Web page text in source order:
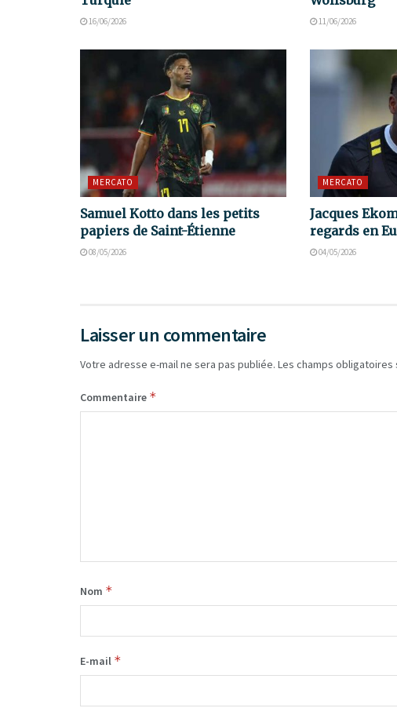
16/06/2026 11/06/2026
MERCATO
Samuel Kotto dans les petits
papiers de Saint-Étienne
08/05/2026
MERCATO
Jacques
regards en
04/05/2026
Laisser un commentaire
Votre adresse e-mail ne sera pas publiée. Les champs obligatoires
Commentaire *
Nom *
E-mail *